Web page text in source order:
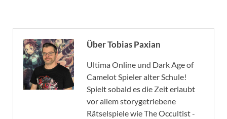
Über Tobias Paxian
Ultima Online und Dark Age of
Camelot Spieler alter Schule!
Spielt sobald es die Zeit erlaubt
vor allem storygetriebene
Rätselspiele wie The Occultist -